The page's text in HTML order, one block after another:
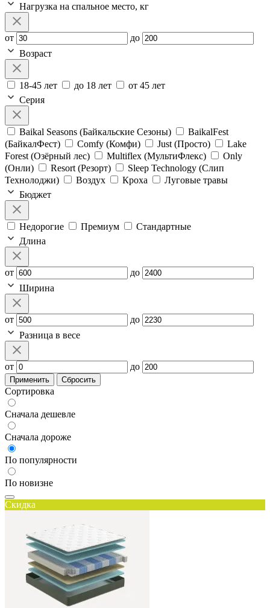
Нагрузка на спальное место, кг
от
до
Возраст
18-45 лет до 18 лет
от 45 лет
Серия
Baikal Seasons (Байкальские Сезоны)
BaikalFest
(БайкалФест)
Comfy (Комфи) Just (Просто)
Lake
Forest (Озёрный лес)
Multiflex (МультиФлекс)
Only
(Онли)
Resort (Резорт)
Sleep Technology (Слип
Технолоджи)
Воздух Кроха
Луговые травы
Бюджет
Недорогие Премиум
Стандартные
Длина
от
до
Ширина
от
до
Разница в весе
от до
Применить Сбросить
Сортировка
Сначала дешевле
Сначала дороже
По популярности
По новизне
Скидка